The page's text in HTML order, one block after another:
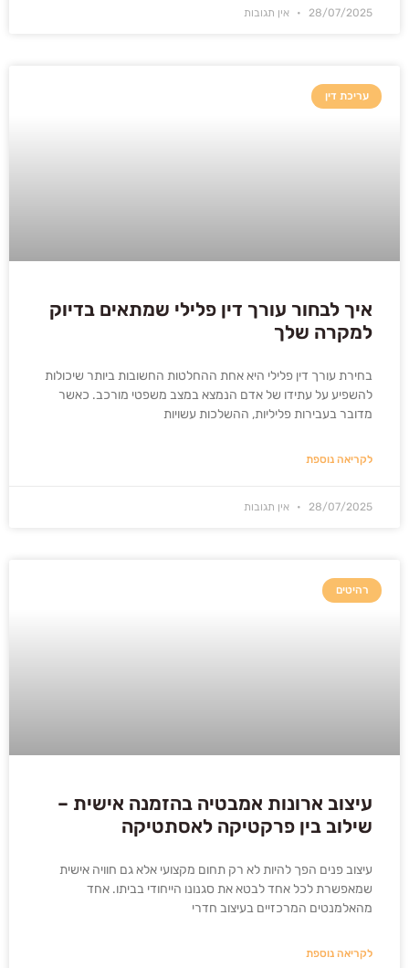
28/07/2025 אין תגובות
עריכת דין
איך לבחור עורך דין פלילי שמתאים בדיוק
למקרה שלך
בחירת עורך דין פלילי היא אחת ההחלטות החשובות ביותר שיכולות
להשפיע על עתידו של אדם הנמצא במצב משפטי מורכב. כאשר
מדובר בעבירות פליליות, ההשלכות עשויות
לקריאה נוספת
28/07/2025 אין תגובות
רהיטים
עיצוב ארונות אמבטיה בהזמנה אישית –
שילוב בין פרקטיקה לאסתטיקה
עיצוב פנים הפך להיות לא רק תחום מקצועי אלא גם חוויה אישית
שמאפשרת לכל אחד לבטא את סגנונו הייחודי בביתו. אחד
מהאלמנטים המרכזיים בעיצוב חדרי
לקריאה נוספת